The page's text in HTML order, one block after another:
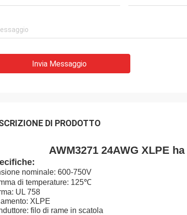
Invia Messaggio
DI PRODOTTO
AWM3271 24AWG XLPE
nominale: 600-750V
di temperature: 125℃
UL 758
XLPE
filo di rame in scatola